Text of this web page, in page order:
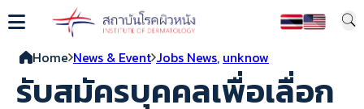
Home News & Event Jobs News, unknow
รับสมัครบุคคลเพื่อเลื่อก